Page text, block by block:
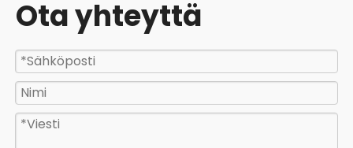
Ota yhteyttä